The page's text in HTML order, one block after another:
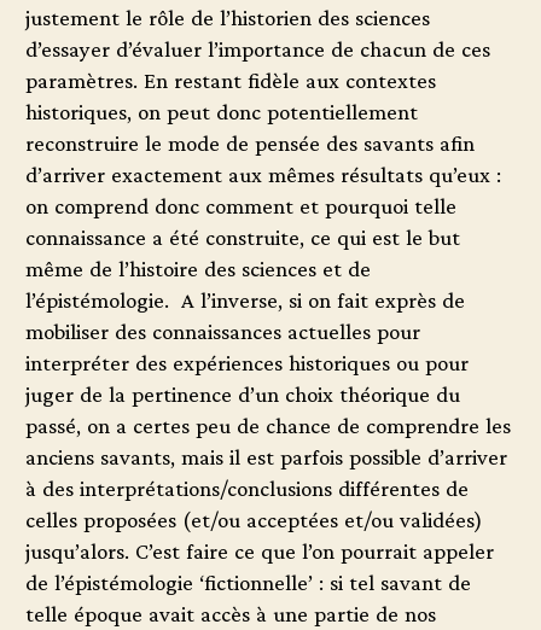
justement le rôle de l’historien des sciences
d’essayer d’évaluer l’importance de chacun de ces
paramètres. En restant fidèle aux contextes
historiques, on peut donc potentiellement
reconstruire le mode de pensée des savants afin
d’arriver exactement aux mêmes résultats qu’eux :
on comprend donc comment et pourquoi telle
connaissance a été construite, ce qui est le but
même de l’histoire des sciences et de
l’épistémologie. A l’inverse, si on fait exprès de
mobiliser des connaissances actuelles pour
interpréter des expériences historiques ou pour
juger de la pertinence d’un choix théorique du
passé, on a certes peu de chance de comprendre les
anciens savants, mais il est parfois possible d’arriver
à des interprétations/conclusions différentes de
celles proposées (et/ou acceptées et/ou validées)
jusqu’alors. C’est faire ce que l’on pourrait appeler
de l’épistémologie ‘fictionnelle’ : si tel savant de
telle époque avait accès à une partie de nos